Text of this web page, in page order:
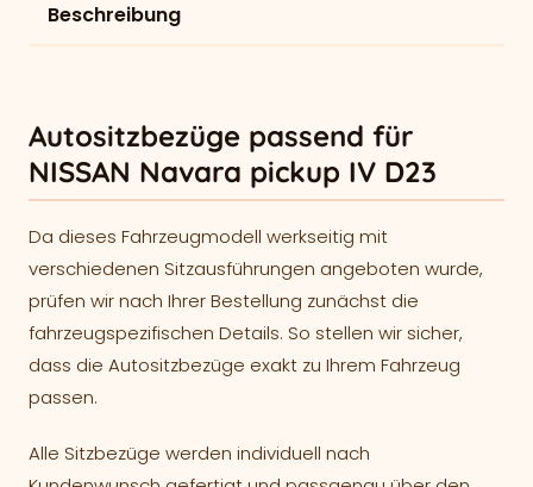
Beschreibung
Autositzbezüge passend für
NISSAN Navara pickup IV D23
Da dieses Fahrzeugmodell werkseitig mit
verschiedenen Sitzausführungen angeboten wurde,
prüfen wir nach Ihrer Bestellung zunächst die
fahrzeugspezifischen Details. So stellen wir sicher,
dass die Autositzbezüge exakt zu Ihrem Fahrzeug
passen.
Alle Sitzbezüge werden individuell nach